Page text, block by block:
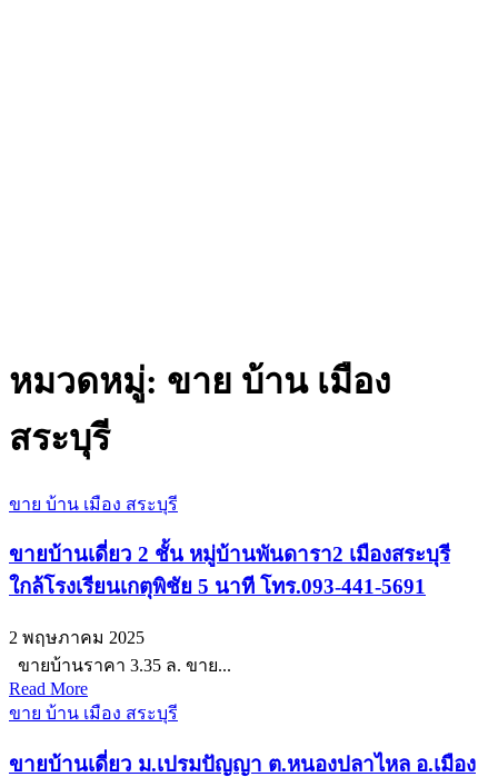
หมวดหมู่: ขาย บ้าน เมือง
สระบุรี
ขาย บ้าน เมือง สระบุรี
ขายบ้านเดี่ยว 2 ชั้น หมู่บ้านพันดารา2 เมืองสระบุรี
ใกล้โรงเรียนเกตุพิชัย 5 นาที โทร.093-441-5691
2 พฤษภาคม 2025
ขายบ้านราคา 3.35 ล. ขาย...
Read More
ขาย บ้าน เมือง สระบุรี
ขายบ้านเดี่ยว ม.เปรมปัญญา ต.หนองปลาไหล อ.เมือง